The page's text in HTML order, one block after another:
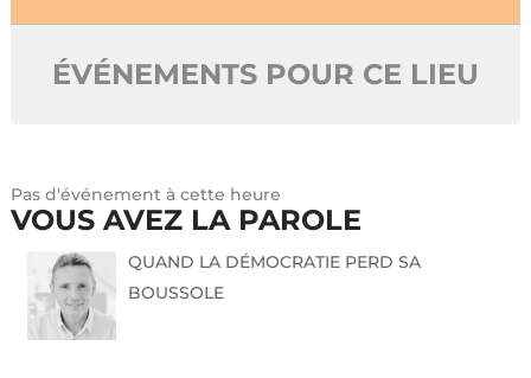
ÉVÉNEMENTS POUR CE LIEU
Pas d'événement à cette heure
VOUS AVEZ LA PAROLE
QUAND LA DÉMOCRATIE PERD SA
BOUSSOLE